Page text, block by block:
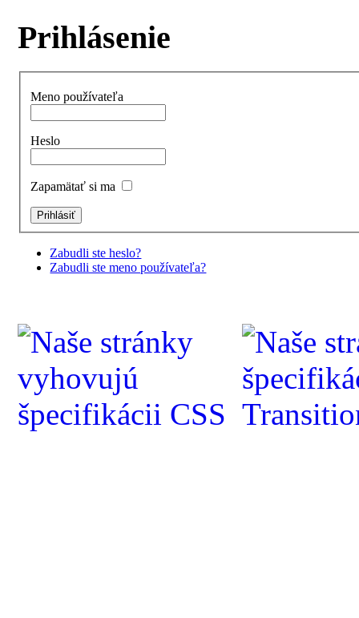
Prihlásenie
Meno používateľa
Heslo
Zapamätať si ma
Zabudli ste heslo?
Zabudli ste meno používateľa?